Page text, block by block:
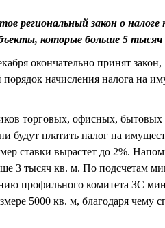
региональный закон о налоге
которые больше 5 тысяч
окончательно принят закон,
начисления налога на
торговых, офисных, бытовых
платить налог на
ставки вырастет до 2%.
3 тысяч кв. м. По подсчетам
профильного комитета ЗС
5000 кв. м, благодаря чему